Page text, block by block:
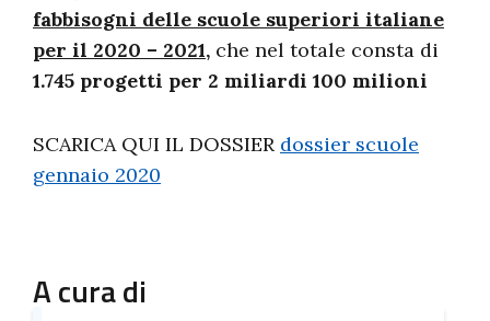
fabbisogni delle scuole superiori italiane
per il 2020 – 2021, che nel totale consta di
1.745 progetti per 2 miliardi 100 milioni
SCARICA QUI IL DOSSIER dossier scuole
gennaio 2020
A cura di